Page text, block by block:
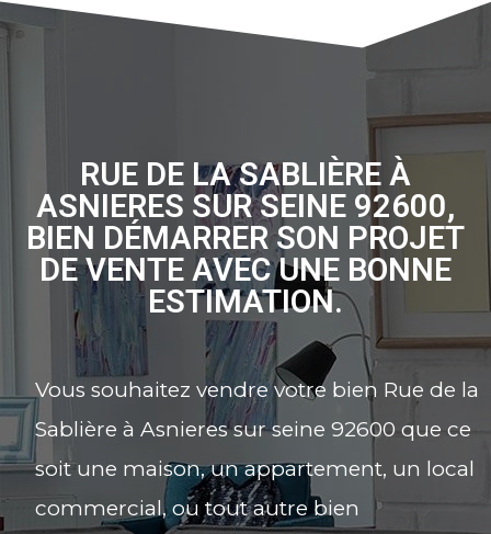
RUE DE LA SABLIÈRE À
ASNIERES SUR SEINE 92600,
BIEN DÉMARRER SON PROJET
DE VENTE AVEC UNE BONNE
ESTIMATION.
Vous souhaitez vendre votre bien Rue de la
Sablière à Asnieres sur seine 92600 que ce
soit une maison, un appartement, un local
commercial, ou tout autre bien